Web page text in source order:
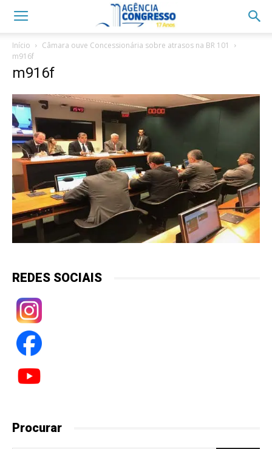
Início
Câmara ouve Concessionária sobre atrasos na BR 101
m916f
m916f
REDES SOCIAIS
Procurar